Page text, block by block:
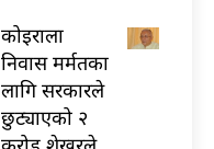
कोइराला
निवास मर्मतका
लागि सरकारले
छुट्याएको २